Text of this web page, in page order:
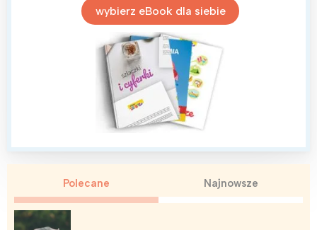
wybierz eBook dla siebie
Polecane Najnowsze
Interesują mnie wydarzenia z